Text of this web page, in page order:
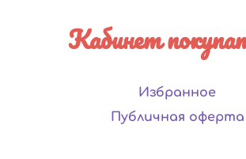
Кабинет
Избранное
Публичная оферта